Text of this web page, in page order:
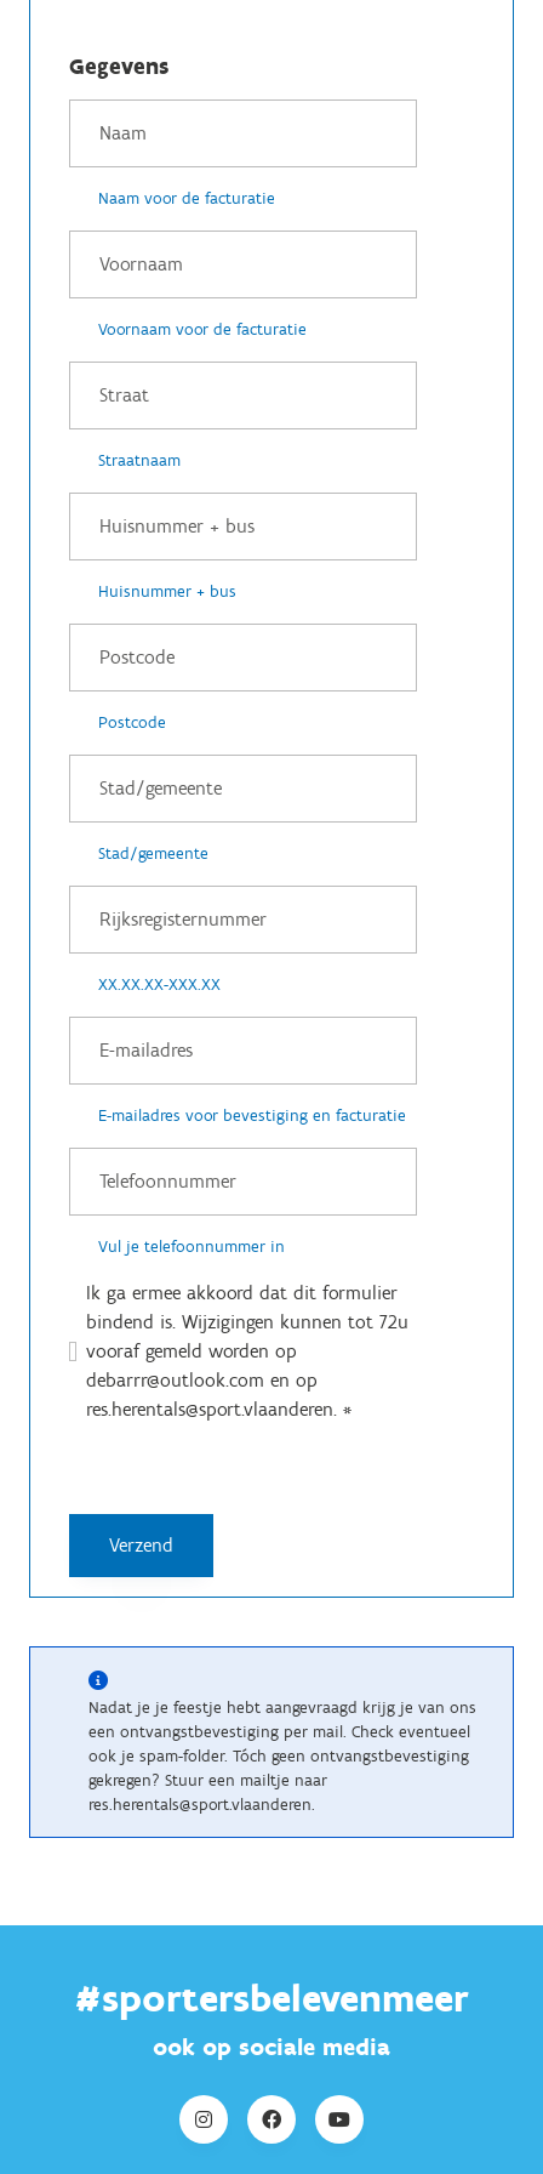
Gegevens
Naam voor de facturatie
Voornaam voor de facturatie
Straatnaam
Huisnummer + bus
Postcode
Stad/gemeente
XX.XX.XX-XXX.XX
E-mailadres voor bevestiging en facturatie
Vul je telefoonnummer in
Ik ga ermee akkoord dat dit formulier
bindend is. Wijzigingen kunnen tot 72u
vooraf gemeld worden op
debarrr@outlook.com en op
res.herentals@sport.vlaanderen. *
Nadat je je feestje hebt aangevraagd krijg je van ons
een ontvangstbevestiging per mail. Check eventueel
ook je spam-folder. Tóch geen ontvangstbevestiging
gekregen? Stuur een mailtje naar
res.herentals@sport.vlaanderen.
#sportersbelevenmeer
ook op sociale media